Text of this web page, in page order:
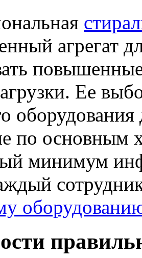
агрегат
Ее
по основным
минимум